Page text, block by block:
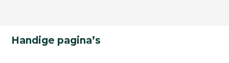
Handige pagina’s